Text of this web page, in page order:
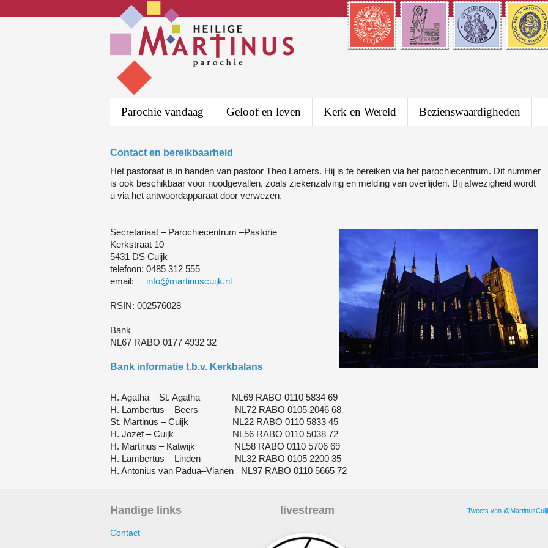
Parochie vandaag Geloof en leven Kerk en Wereld Bezienswaardigheden
Contact en bereikbaarheid
Het pastoraat is in handen van pastoor Theo Lamers. Hij is te bereiken via het parochiecentrum. Dit nummer
is ook beschikbaar voor noodgevallen, zoals ziekenzalving en melding van overlijden. Bij afwezigheid wordt
u via het antwoordapparaat door verwezen.
Secretariaat – Parochiecentrum –Pastorie
Kerkstraat 10
5431 DS Cuijk
telefoon: 0485 312 555
email: info@martinuscuijk.nl
RSIN: 002576028
Bank
NL67 RABO 0177 4932 32
Bank informatie t.b.v. Kerkbalans
H. Agatha – St. Agatha NL69 RABO 0110 5834 69
H. Lambertus – Beers NL72 RABO 0105 2046 68
St. Martinus – Cuijk NL22 RABO 0110 5833 45
H. Jozef – Cuijk NL56 RABO 0110 5038 72
H. Martinus – Katwijk NL58 RABO 0110 5706 69
H. Lambertus – Linden NL32 RABO 0105 2200 35
H. Antonius van Padua–Vianen NL97 RABO 0110 5665 72
Handige links
Contact
livestream Tweets van